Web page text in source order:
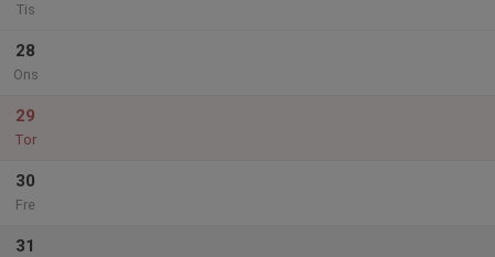
Tis
28
Ons
29
Tor
30
Fre
31